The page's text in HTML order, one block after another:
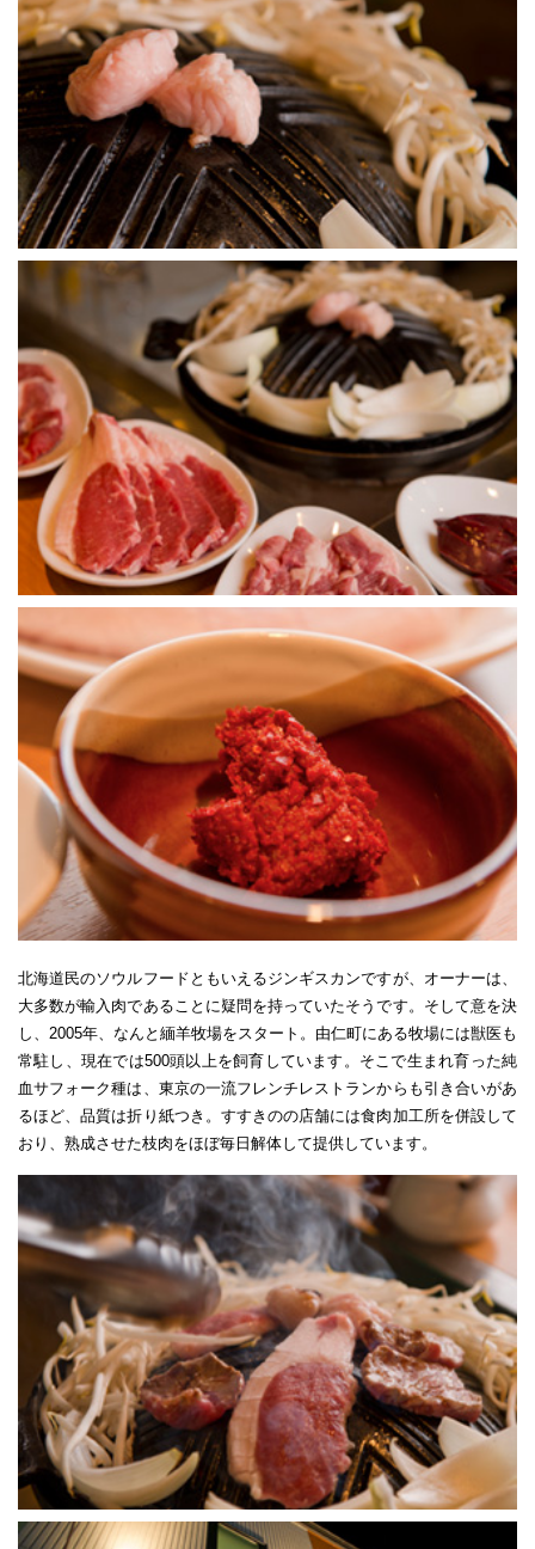
北海道民のソウルフードともいえるジンギスカンですが、オーナーは、
大多数が輸入肉であることに疑問を持っていたそうです。そして意を決
し、2005年、なんと緬羊牧場をスタート。由仁町にある牧場には獣医も
常駐し、現在では500頭以上を飼育しています。そこで生まれ育った純
血サフォーク種は、東京の一流フレンチレストランからも引き合いがあ
るほど、品質は折り紙つき。すすきのの店舗には食肉加工所を併設して
おり、熟成させた枝肉をほぼ毎日解体して提供しています。